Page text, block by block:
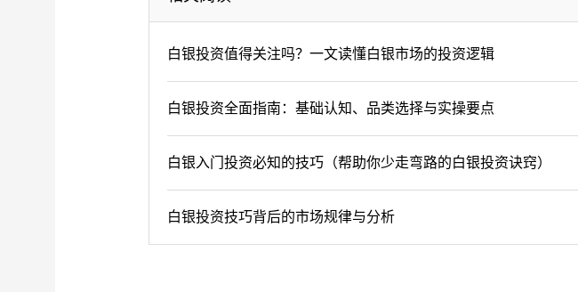
白银投资值得关注吗？一文读懂白银市场的投资逻辑
白银投资全面指南：基础认知、品类选择与实操要点
白银入门投资必知的技巧（帮助你少走弯路的白银投资诀窍）
白银投资技巧背后的市场规律与分析